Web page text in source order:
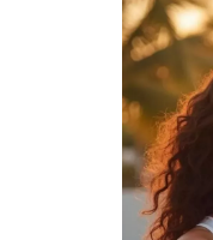
Caso
Ana
¿Te